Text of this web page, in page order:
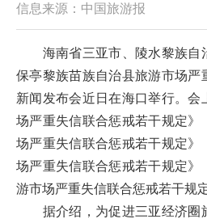
信息来源：中国旅游报
海南省三亚市、陵水黎族自
保亭黎族苗族自治县旅游市场严
新闻发布会近日在海口举行。会
场严重失信联合惩戒若干规定》
场严重失信联合惩戒若干规定》
场严重失信联合惩戒若干规定》
游市场严重失信联合惩戒若干规
据介绍，为促进三亚经济圈